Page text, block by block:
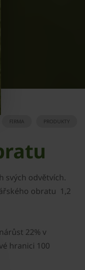
PRODUKTY
FIRMA
svých odvětvích.
obratu 1,2
22% v
hranici 100